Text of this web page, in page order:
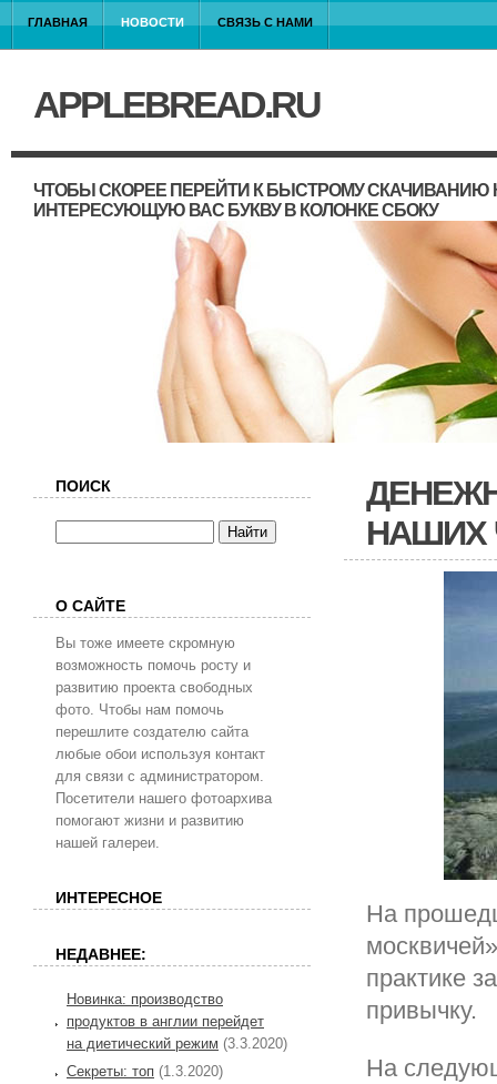
ГЛАВНАЯ НОВОСТИ СВЯЗЬ С НАМИ
APPLEBREAD.RU
ЧТОБЫ СКОРЕЕ ПЕРЕЙТИ К БЫСТРОМУ СКАЧИВАНИЮ
ИНТЕРЕСУЮЩУЮ ВАС БУКВУ В КОЛОНКЕ СБОКУ
НАШИХ
На
практике
привычку.
На
ПОИСК
О САЙТЕ
Вы тоже имеете скромную
возможность помочь росту и
развитию проекта свободных
фото. Чтобы нам помочь
перешлите создателю сайта
любые обои используя контакт
для связи с администратором.
Посетители нашего фотоархива
помогают жизни и развитию
нашей галереи.
ИНТЕРЕСНОЕ
НЕДАВНЕЕ:
Новинка: производство
продуктов в англии перейдет
на диетический режим (3.3.2020)
Секреты: топ (1.3.2020)